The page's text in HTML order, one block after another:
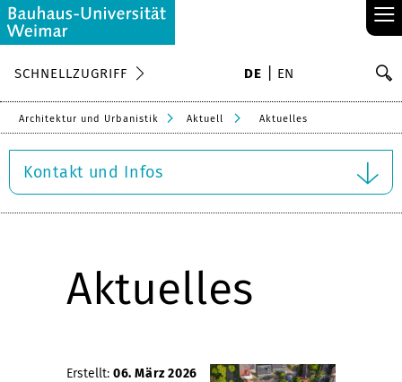
≡
SCHNELLZUGRIFF DE EN
Architektur und Urbanistik Aktuell Aktuelles
Kontakt und Infos
Aktuelles
Erstellt: 06. März 2026